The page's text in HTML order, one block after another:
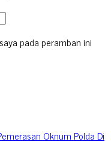
pada peramban ini